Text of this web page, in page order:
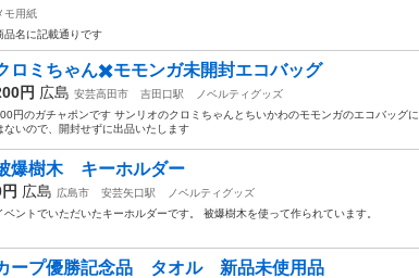
モ用紙
品名に記載通りです
ロミちゃん✖️モモンガ未開封エコバッグ
円 広島 安芸高田市 吉田口駅
ノベルティグッズ
円のガチャポンです サンリオのクロミちゃんとちいかわのモモンガのエコバッグ
ないので、開封せずに出品いたします
爆樹木 キーホルダー
広島 広島市 安芸矢口駅
ノベルティグッズ
ベントでいただいたキーホルダーです。 被爆樹木を使って作られています。
ープ優勝記念品 タオル 新品未使用品